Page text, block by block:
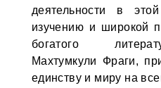
деятельности в
изучению и широкой
богатого
Махтумкули Фраги,
единству и миру на